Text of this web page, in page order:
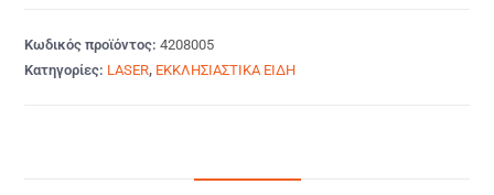
Κωδικός προϊόντος:4208005
Κατηγορίες: LASER, ΕΚΚΛΗΣΙΑΣΤΙΚΑ ΕΙΔΗ